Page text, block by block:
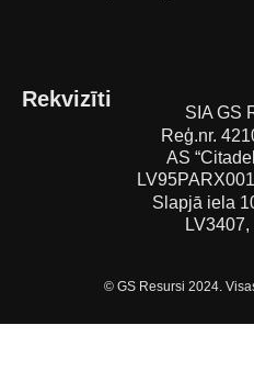
Rekvizīti
SIA GS
Reģ.nr.
AS
Slapjā iela
© GS Resursi 2024.